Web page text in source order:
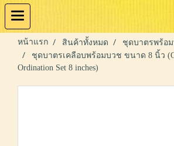
หน้าแรก สินค้าทั้งหมด
ชุดบาตรพร้อ
ชุดบาตรเคลือบพร้อมบวช ขนาด 8 นิ้ว
Ordination Set 8 inches)